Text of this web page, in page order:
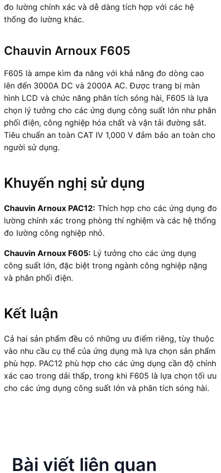
đo lường chính xác và dễ dàng tích hợp với các hệ
thống đo lường khác.
Chauvin Arnoux F605
F605 là ampe kìm đa năng với khả năng đo dòng cao
lên đến 3000A DC và 2000A AC. Được trang bị màn
hình LCD và chức năng phân tích sóng hài, F605 là lựa
chọn lý tưởng cho các ứng dụng công suất lớn như phân
phối điện, công nghiệp hóa chất và vận tải đường sắt.
Tiêu chuẩn an toàn CAT IV 1,000 V đảm bảo an toàn cho
người sử dụng.
Khuyến nghị sử dụng
Chauvin Arnoux PAC12: Thích hợp cho các ứng dụng đo
lường chính xác trong phòng thí nghiệm và các hệ thống
đo lường công nghiệp nhỏ.
Chauvin Arnoux F605: Lý tưởng cho các ứng dụng
công suất lớn, đặc biệt trong ngành công nghiệp nặng
và phân phối điện.
Kết luận
Cả hai sản phẩm đều có những ưu điểm riêng, tùy thuộc
vào nhu cầu cụ thể của ứng dụng mà lựa chọn sản phẩm
phù hợp. PAC12 phù hợp cho các ứng dụng cần độ chính
xác cao trong dải thấp, trong khi F605 là lựa chọn tối ưu
cho các ứng dụng công suất lớn và phân tích sóng hài.
Bài viết liên quan